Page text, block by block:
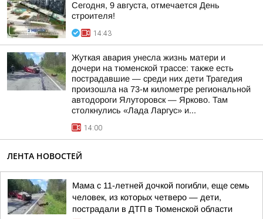
Сегодня, 9 августа, отмечается День
строителя!
14:43
Жуткая авария унесла жизнь матери и
дочери на тюменской трассе: также есть
пострадавшие — среди них дети Трагедия
произошла на 73-м километре региональной
автодороги Ялуторовск — Ярково. Там
столкнулись «Лада Ларгус» и...
14:00
ЛЕНТА НОВОСТЕЙ
Мама с 11-летней дочкой погибли, еще семь
человек, из которых четверо — дети,
пострадали в ДТП в Тюменской области